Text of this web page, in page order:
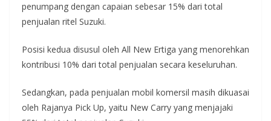
penumpang dengan capaian sebesar 15% dari total
penjualan ritel Suzuki.
Posisi kedua disusul oleh All New Ertiga yang menorehkan
kontribusi 10% dari total penjualan secara keseluruhan.
Sedangkan, pada penjualan mobil komersil masih dikuasai
oleh Rajanya Pick Up, yaitu New Carry yang menjajaki